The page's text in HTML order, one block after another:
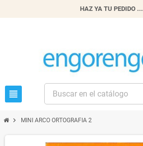
HAZ YA TU PEDIDO ...
view_headline
chevron_right MINI ARCO ORTOGRAFIA 2